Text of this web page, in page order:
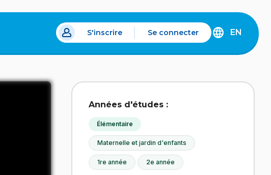
dans un nouvel onglet.
S'inscrire Se connecter
DISCOVER
EN
Années d'études :
Élémentaire
Maternelle et jardin d'enfants
1re année 2e année